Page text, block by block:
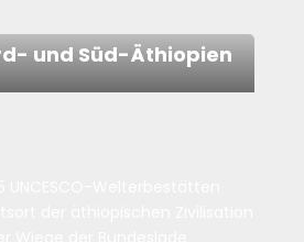
und Süd-Äthiopien